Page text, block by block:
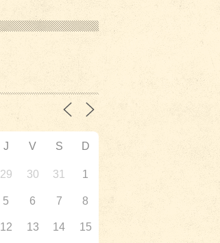
J V S D
29 30 31 1
5 6 7 8
12 13 14 15